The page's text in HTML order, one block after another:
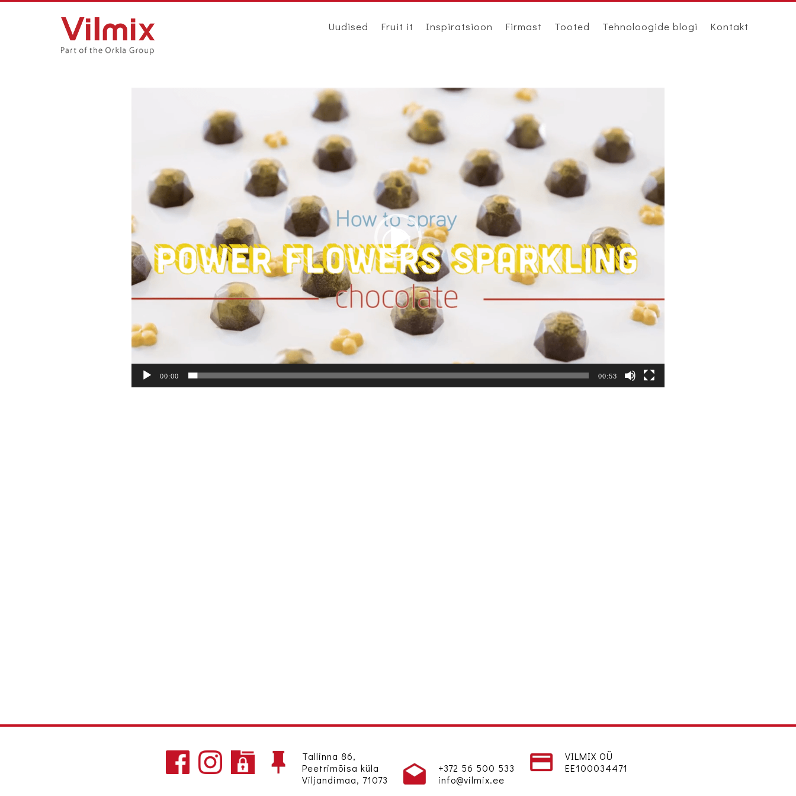
Uudised Fruit it Inspiratsioon Firmast Tooted Tehnoloogide blogi Kontakt
Videoesitaja
00:00 00:53
Tallinna 86,
Peetrimõisa küla
Viljandimaa, 71073
+372 56 500 533
info@vilmix.ee
VILMIX OÜ
EE100034471